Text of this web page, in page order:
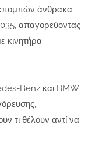
άνθρακα
απαγορεύοντας
κινητήρα
Benz και BMW
τι θέλουν αντί να